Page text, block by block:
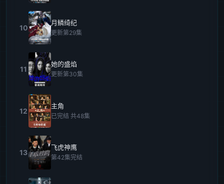
10
月鳞绮纪
更新第29集
11
她的盛焰
更新第30集
12
主角
已完结 共48集
13
飞虎神鹰
第42集完结